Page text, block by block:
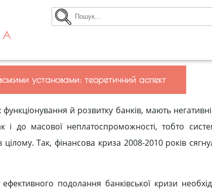
установами: теоретичний аспект
й розвитку банків, мають
і до масової неплатоспроможності, тобто
цілому. Так, фінансова криза 2008-2010 років
подолання банківської кризи